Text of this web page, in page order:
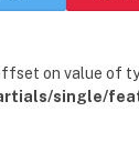
on value of
single/